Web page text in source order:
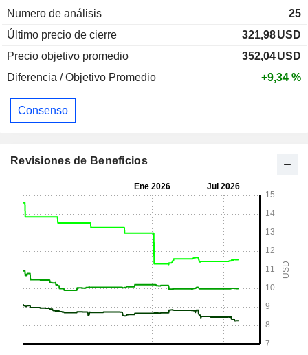
Numero de análisis
25
Último precio de cierre
321,98USD
Precio objetivo promedio
352,04USD
Diferencia / Objetivo Promedio
+9,34 %
Consenso
Revisiones de Beneficios